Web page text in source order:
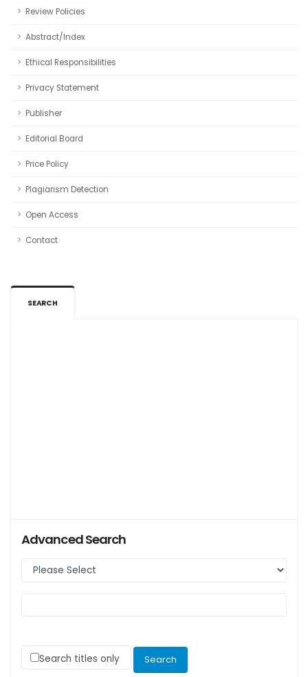
Review Policies
Abstract/Index
Ethical Responsibilities
Privacy Statement
Publisher
Editorial Board
Price Policy
Plagiarism Detection
Open Access
Contact
SEARCH
Advanced Search
Search titles only